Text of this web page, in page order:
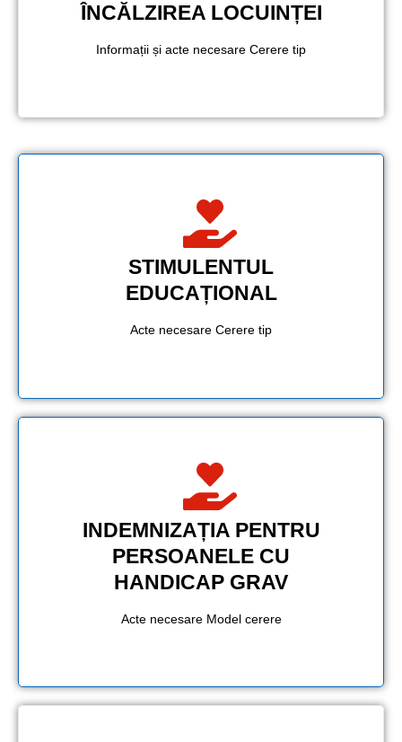
ÎNCĂLZIREA LOCUINȚEI
Informații și acte necesare Cerere tip
STIMULENTUL
EDUCAȚIONAL
Acte necesare Cerere tip
INDEMNIZAȚIA PENTRU
PERSOANELE CU
HANDICAP GRAV
Acte necesare Model cerere